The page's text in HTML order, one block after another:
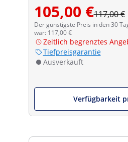
105,00 €117,00 €
Der günstigste Preis in den 30
war: 117,00 €
Zeitlich begrenztes
Tiefpreisgarantie
Ausverkauft
Verfügbarkeit